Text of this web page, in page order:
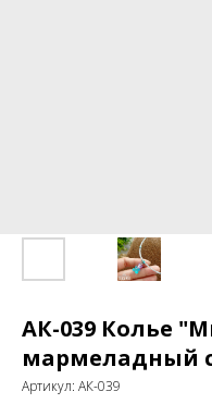
АК-039 Колье
мармеладный
Артикул: АК-039